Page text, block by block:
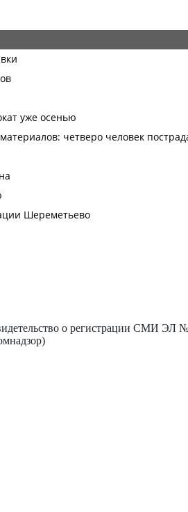
о регистрации СМИ ЭЛ